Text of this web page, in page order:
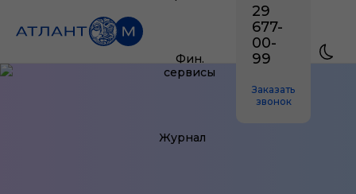
Фин.
сервисы
Журнал
29
677-
00-
99
Заказать
звонок